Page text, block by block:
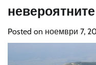
Posted on ноември 7,